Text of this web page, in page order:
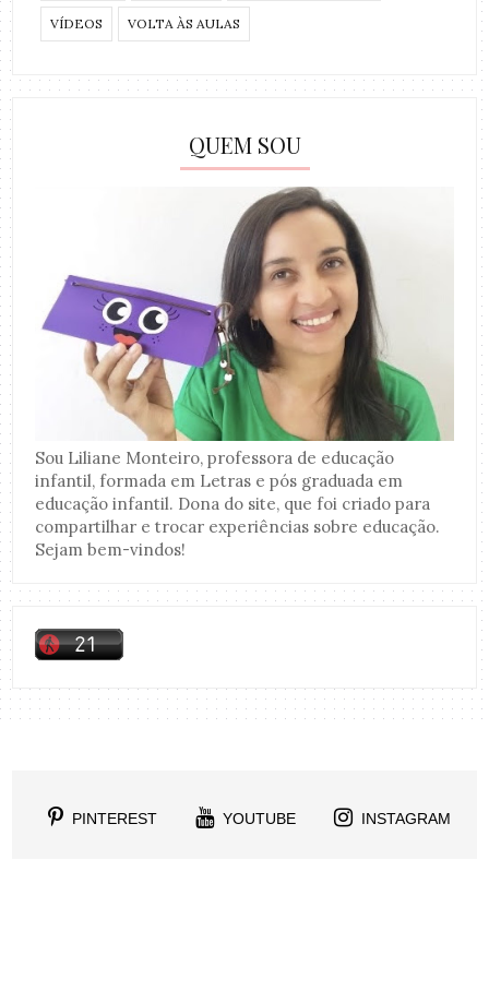
VÍDEOS VOLTA ÀS AULAS
QUEM SOU
Sou Liliane Monteiro, professora de educação
infantil, formada em Letras e pós graduada em
educação infantil. Dona do site, que foi criado para
compartilhar e trocar experiências sobre educação.
Sejam bem-vindos!
PINTEREST YOUTUBE INSTAGRAM